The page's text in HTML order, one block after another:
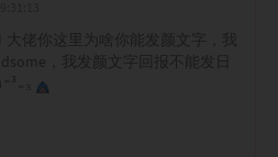
大佬你这里为啥你能发颜文字，我
，我发颜文字回报不能发日